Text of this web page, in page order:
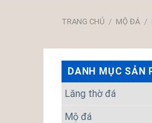
TRANG CHỦ / MỘ ĐÁ /
DANH MỤC SẢN
Lăng thờ đá
Mộ đá